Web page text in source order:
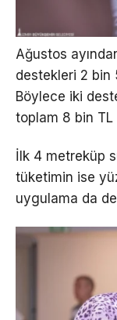
Ağustos
destekleri 2 bin
Böylece iki
toplam 8 bin TL
İlk 4 metreküp
tüketimin ise
uygulama da